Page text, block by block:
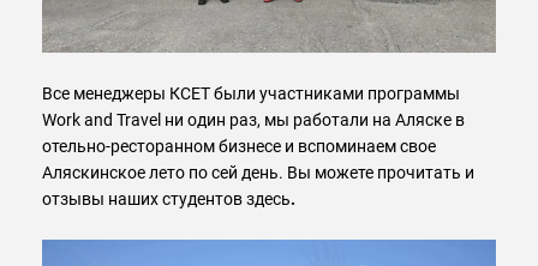
Все менеджеры КСЕТ были участниками программы
Work and Travel ни один раз, мы работали на Аляске в
отельно-ресторанном бизнесе и вспоминаем свое
Аляскинское лето по сей день. Вы можете прочитать и
отзывы наших студентовздесь.